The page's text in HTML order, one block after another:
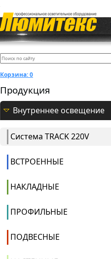
Корзина:0
Продукция
Внутреннее освещение
Система ТRACK 220V
ВСТРОЕННЫЕ
НАКЛАДНЫЕ
ПРОФИЛЬНЫЕ
ПОДВЕСНЫЕ